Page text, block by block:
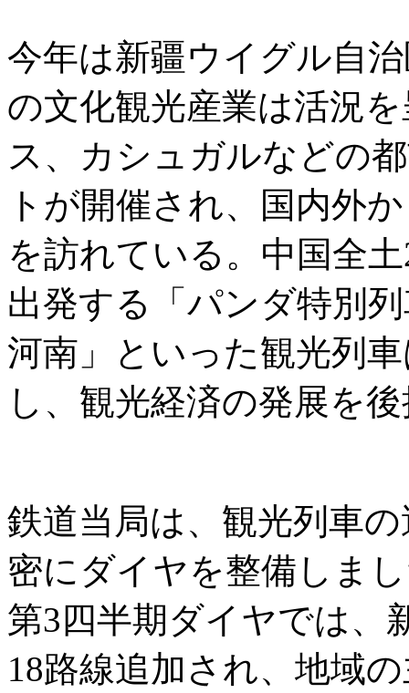
今年は新疆ウイグル自
の文化観光産業は活況
ス、カシュガルなどの
トが開催され、国内外
を訪れている。中国全
出発する「パンダ特別
河南」といった観光列
し、観光経済の発展を
鉄道当局は、観光列車
密にダイヤを整備しま
第3四半期ダイヤでは、
18路線追加され、地域